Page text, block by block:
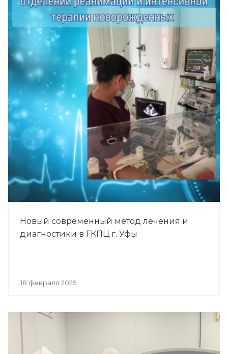
Новый современный метод лечения и
диагностики в ГКПЦ г. Уфы
18 февраля 2025